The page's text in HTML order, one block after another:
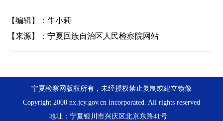
【编辑】：牛小莉
【来源】：宁夏回族自治区人民检察院网站
宁夏检察网版权所有，未经授权禁止复制或建立镜像
Copyright 2008 nx.jcy.gov.cn Incorporated. All rights reserved
地址：宁夏银川市兴庆区北京东路41号